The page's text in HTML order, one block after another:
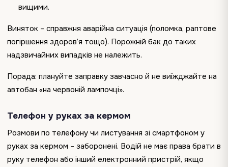
вищими.
Виняток – справжня аварійна ситуація (поломка, раптове
погіршення здоров’я тощо). Порожній бак до таких
надзвичайних випадків не належить.
Порада: плануйте заправку завчасно й не виїжджайте на
автобан «на червоній лампочці».
Телефон у руках за кермом
Розмови по телефону чи листування зі смартфоном у
руках за кермом – заборонені. Водій не має права брати в
руку телефон або інший електронний пристрій, якщо